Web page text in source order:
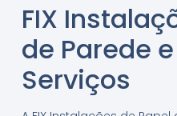
FIX
de Parede
Serviços